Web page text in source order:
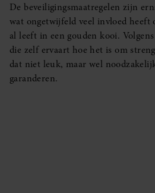
De beveiligingsmaatregelen zijn
wat ongetwijfeld veel invloed heeft
al leeft in een gouden kooi.
die zelf ervaart hoe het is om
dat niet leuk, maar wel
garanderen.